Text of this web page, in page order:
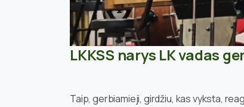
LKKSS narys LK vadas
Taip, gerbiamieji, girdžiu, kas vyksta,